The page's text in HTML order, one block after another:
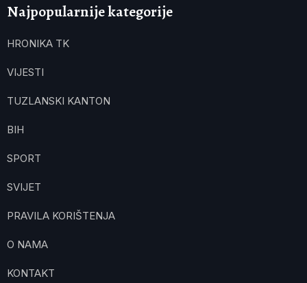
Najpopularnije kategorije
HRONIKA TK
VIJESTI
TUZLANSKI KANTON
BIH
SPORT
SVIJET
PRAVILA KORIŠTENJA
O NAMA
KONTAKT